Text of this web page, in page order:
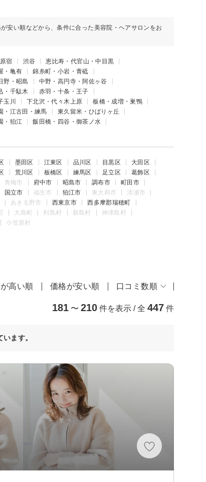
安い順などから、条件に合った美容院・ヘアサロンをお
原宿 渋谷
恵比寿・代官山・中目黒
・亀有
錦糸町・小岩・青砥
野・昭島
中野・高円寺・阿佐ヶ谷
・千駄木
赤羽・十条・王子
玉川 下北沢・代々木上原
板橋・成増・巣鴨
・江古田・練馬
東久留米・ひばりヶ丘
・狛江
飯田橋・四谷・御茶ノ水
墨田区 江東区 品川区 目黒区
大田区
荒川区 板橋区 練馬区 足立区
葛飾区
青梅市 府中市 昭島市 調布市
町田市
国立市 福生市 狛江市 東大和市
清瀬市
あきる野市 西東京市
西多摩郡瑞穂町
大島町 利島村 新島村
神津島村
小笠原村
が高い順 価格が安い順 口コミ数順
181 〜 210 件を表示 / 全 447 件
ます。